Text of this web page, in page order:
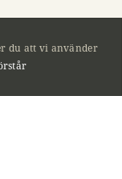
du att vi använder